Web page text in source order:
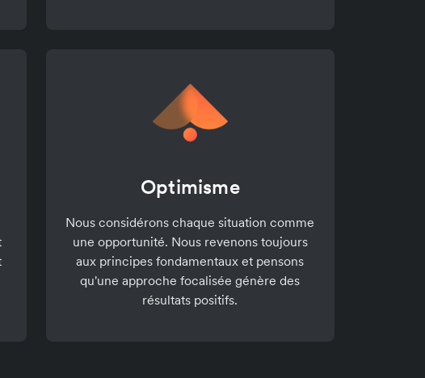
Optimisme
Nous considérons chaque situation comme
une opportunité. Nous revenons toujours
aux principes fondamentaux et pensons
qu'une approche focalisée génère des
résultats positifs.